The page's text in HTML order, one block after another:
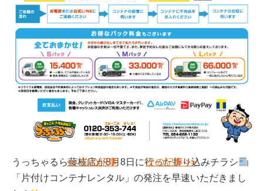
うっちゃるら藤枝店が8月8日に行った折り込みチラシ
「片付けコンテナレンタル」の発注を早速いただきまし
<< 前の記事 次の記事 >>